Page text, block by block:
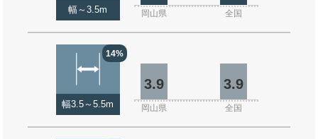
幅～3.5m 岡山県 全国
14%
幅3.5～5.5m
3.9 3.9
岡山県 全国